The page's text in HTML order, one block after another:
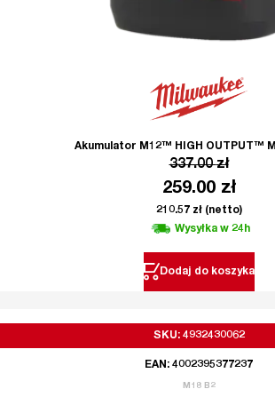
Akumulator M12™ HIGH OUTPUT™
337.00zł
259.00 zł
210.57 zł(netto)
Wysyłka w 24h
Dodaj do koszyka
SKU: 4932430062
EAN: 4002395377237
M18 B2